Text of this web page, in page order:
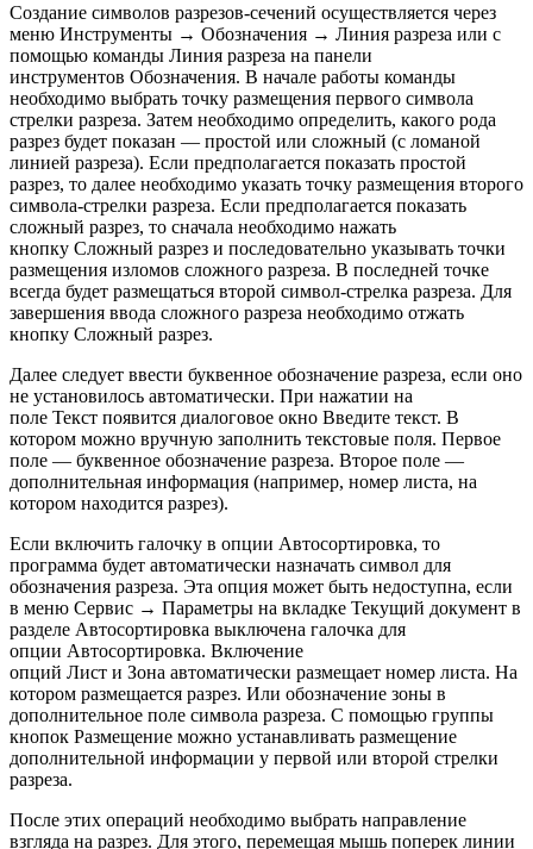
Создание символов разрезов-сечений осуществляется через
меню Инструменты → Обозначения → Линия разреза или с
помощью команды Линия разреза на панели
инструментов Обозначения. В начале работы команды
необходимо выбрать точку размещения первого символа
стрелки разреза. Затем необходимо определить, какого рода
разрез будет показан — простой или сложный (с ломаной
линией разреза). Если предполагается показать простой
разрез, то далее необходимо указать точку размещения второго
символа-стрелки разреза. Если предполагается показать
сложный разрез, то сначала необходимо нажать
кнопку Сложный разрез и последовательно указывать точки
размещения изломов сложного разреза. В последней точке
всегда будет размещаться второй символ-стрелка разреза. Для
завершения ввода сложного разреза необходимо отжать
кнопку Сложный разрез.
Далее следует ввести буквенное обозначение разреза, если оно
не установилось автоматически. При нажатии на
поле Текст появится диалоговое окно Введите текст. В
котором можно вручную заполнить текстовые поля. Первое
поле — буквенное обозначение разреза. Второе поле —
дополнительная информация (например, номер листа, на
котором находится разрез).
Если включить галочку в опции Автосортировка, то
программа будет автоматически назначать символ для
обозначения разреза. Эта опция может быть недоступна, если
в меню Сервис → Параметры на вкладке Текущий документ в
разделе Автосортировка выключена галочка для
опции Автосортировка. Включение
опций Лист и Зона автоматически размещает номер листа. На
котором размещается разрез. Или обозначение зоны в
дополнительное поле символа разреза. С помощью группы
кнопок Размещение можно устанавливать размещение
дополнительной информации у первой или второй стрелки
разреза.
После этих операций необходимо выбрать направление
взгляда на разрез. Для этого, перемещая мышь поперек линии